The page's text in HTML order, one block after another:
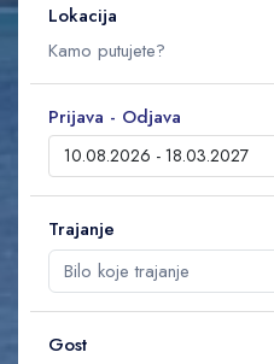
Lokacija
Prijava - Odjava
Trajanje
Gost